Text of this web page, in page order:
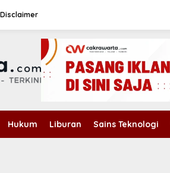
Disclaimer
Hukum Liburan Sains Teknologi